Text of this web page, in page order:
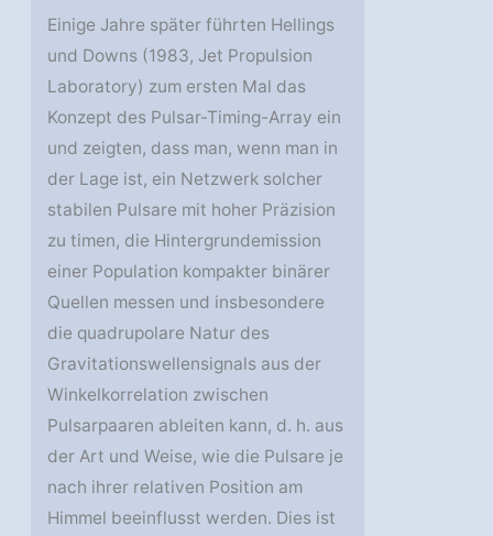
Einige Jahre später führten Hellings
und Downs (1983, Jet Propulsion
Laboratory) zum ersten Mal das
Konzept des Pulsar-Timing-Array ein
und zeigten, dass man, wenn man in
der Lage ist, ein Netzwerk solcher
stabilen Pulsare mit hoher Präzision
zu timen, die Hintergrundemission
einer Population kompakter binärer
Quellen messen und insbesondere
die quadrupolare Natur des
Gravitationswellensignals aus der
Winkelkorrelation zwischen
Pulsarpaaren ableiten kann, d. h. aus
der Art und Weise, wie die Pulsare je
nach ihrer relativen Position am
Himmel beeinflusst werden. Dies ist